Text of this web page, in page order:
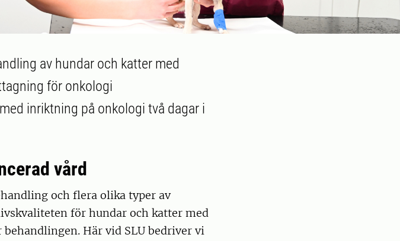
av hundar och katter med
för onkologi
inriktning på onkologi två dagar i
vård
och flera olika typer av
för hundar och katter med
Här vid SLU bedriver vi